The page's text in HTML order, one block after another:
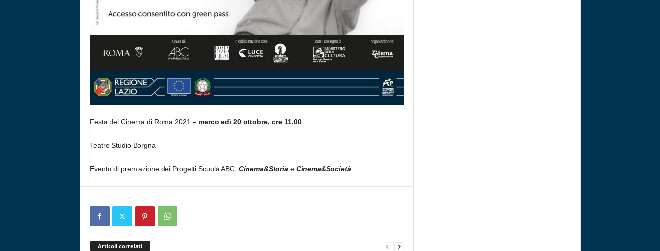
Festa del Cinema di Roma 2021 – mercoledì 20 ottobre, ore 11.00
Teatro Studio Borgna
Evento di premiazione dei Progetti Scuola ABC, Cinema&Storia e Cinema&Società
Articoli correlati